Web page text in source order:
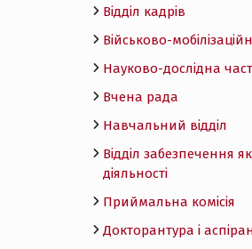
Відділ кадрів
Військово-
Науково-дослідна
Вчена рада
Навчальний відділ
Відділ забезпечення
діяльності
Приймальна комісія
Докторантура і